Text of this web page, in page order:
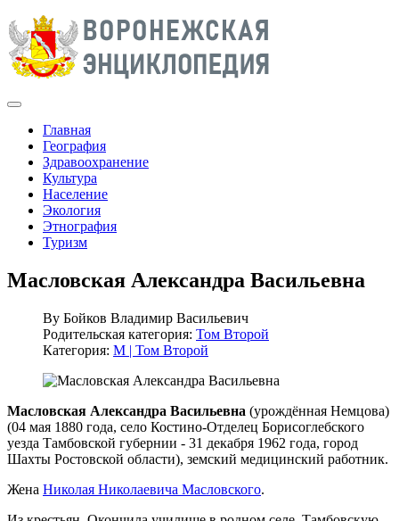
Главная
География
Здравоохранение
Культура
Население
Экология
Этнография
Туризм
Масловская Александра Васильевна
By Бойков Владимир Васильевич
Родительская категория: Том Второй
Категория: М | Том Второй
Масловская Александра Васильевна (урождённая Немцова)
(04 мая 1880 года, село Костино-Отделец Борисоглебского
уезда Тамбовской губернии - 31 декабря 1962 года, город
Шахты Ростовской области), земский медицинский работник.
Жена Николая Николаевича Масловского.